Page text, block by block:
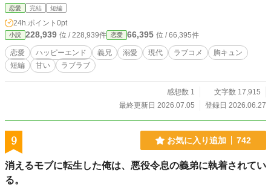
番外編♡ ※こちらの作品は『義兄に恋してたら、男になっち
恋愛 完結 短編
24h.ポイント 0pt
小説 228,939 位 / 228,939件 恋愛 66,395 位 / 66,395件
恋愛 ハッピーエンド 義兄 溺愛 現代 ラブコメ
胸キュン
短編
甘い ラブラブ
感想数 1
文字数 17,915
最終更新日 2026.07.05
登録日 2026.06.27
9 お気に入り追加 742
消えるモブに転生した俺は、悪役令息の義弟に執着されてい
る。